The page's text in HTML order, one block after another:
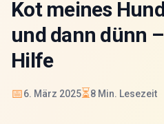
Kot meines
und dann dünn
Hilfe
📅6. März 2025⏳8 Min. Lesezeit